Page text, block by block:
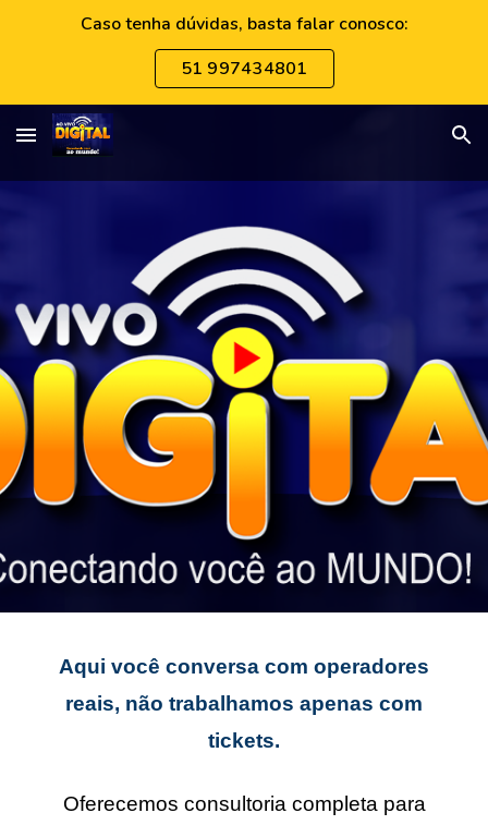
Caso tenha dúvidas, basta falar conosco:
51 997434801
Aqui você conversa com operadores
reais, não trabalhamos apenas com
tickets.
Oferecemos consultoria completa para